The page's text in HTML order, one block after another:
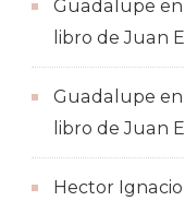
Guadalupe en
libro de Juan
Guadalupe en
libro de Juan
Hector